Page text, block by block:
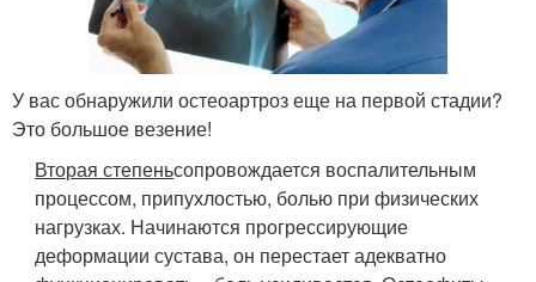
У вас обнаружили остеоартроз еще на первой стадии?
Это большое везение!
Вторая степеньсопровождается воспалительным
процессом, припухлостью, болью при физических
нагрузках. Начинаются прогрессирующие
деформации сустава, он перестает адекватно